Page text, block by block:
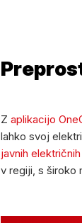
Z aplikacijo
lahko svoj
javnih
v regiji, s široko